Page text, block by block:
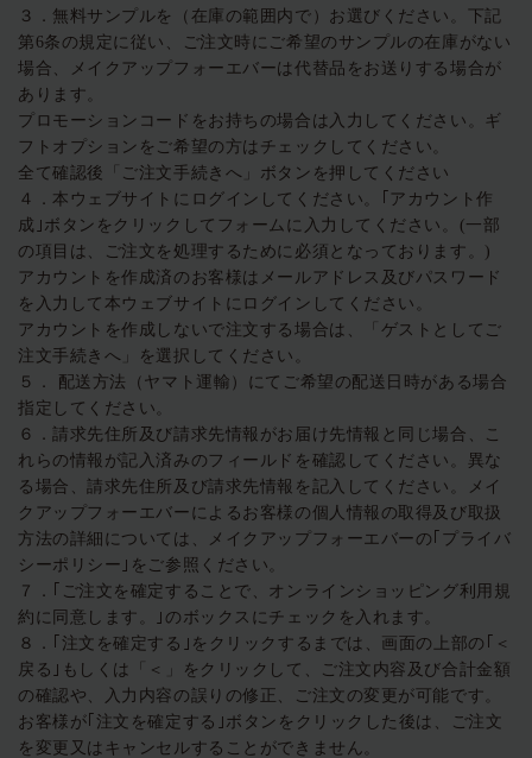
３．無料サンプルを（在庫の範囲内で）お選びください。下記
第6条の規定に従い、ご注文時にご希望のサンプルの在庫がない
場合、メイクアップフォーエバーは代替品をお送りする場合が
あります。
プロモーションコードをお持ちの場合は入力してください。ギ
フトオプションをご希望の方はチェックしてください。
全て確認後「ご注文手続きへ」ボタンを押してください
４．本ウェブサイトにログインしてください。｢アカウント作
成｣ボタンをクリックしてフォームに入力してください。(一部
の項目は、ご注文を処理するために必須となっております。)
アカウントを作成済のお客様はメールアドレス及びパスワード
を入力して本ウェブサイトにログインしてください。
アカウントを作成しないで注文する場合は、「ゲストとしてご
注文手続きへ」を選択してください。
５． 配送方法（ヤマト運輸）にてご希望の配送日時がある場合
指定してください。
６．請求先住所及び請求先情報がお届け先情報と同じ場合、こ
れらの情報が記入済みのフィールドを確認してください。異な
る場合、請求先住所及び請求先情報を記入してください。メイ
クアップフォーエバーによるお客様の個人情報の取得及び取扱
方法の詳細については、メイクアップフォーエバーの｢プライバ
シーポリシー｣をご参照ください。
７．｢ご注文を確定することで、オンラインショッピング利用規
約に同意します。｣のボックスにチェックを入れます。
８．｢注文を確定する｣をクリックするまでは、画面の上部の｢＜
戻る｣もしくは「＜」をクリックして、ご注文内容及び合計金額
の確認や、入力内容の誤りの修正、ご注文の変更が可能です。
お客様が｢注文を確定する｣ボタンをクリックした後は、ご注文
を変更又はキャンセルすることができません。